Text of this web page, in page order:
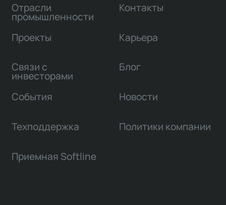
Отрасли
промышленности
Проекты
Связи с
инвесторами
Контакты
Карьера
Блог
События Новости
Техподдержка Политики компании
Приемная Softline